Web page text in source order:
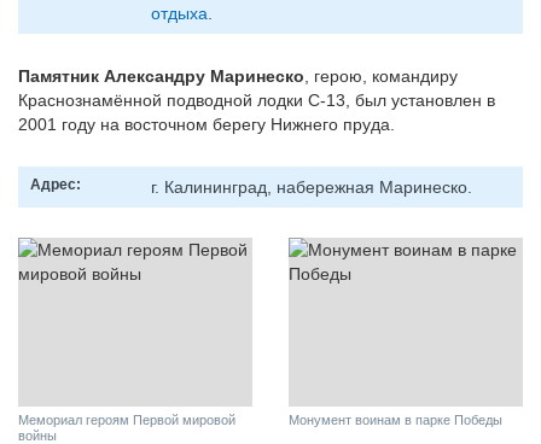
отдыха
Памятник Александру Маринеско , герою, командиру
Краснознамённой подводной лодки С-13, был установлен в
2001 году на восточном берегу Нижнего пруда.
Адрес: г. Калининград, набережная Маринеско.
Мемориал героям Первой мировой
войны
Монумент воинам в парке Победы